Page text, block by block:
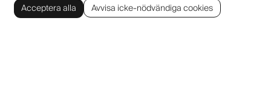
Acceptera alla
Avvisa icke-nödvändiga cookies